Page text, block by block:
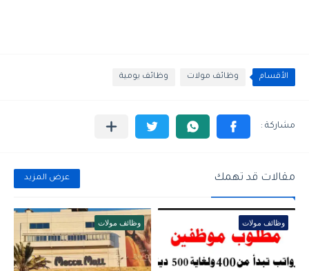
الأقسام وظائف مولات وظائف يومية
مقالات قد تهمك عرض المزيد
وظائف مولات وظائف مولات